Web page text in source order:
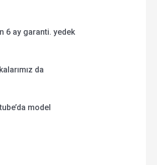
6 ay garanti. yedek
da
model